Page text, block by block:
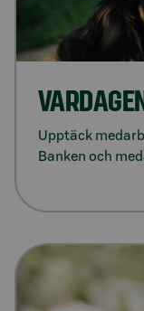
Upptäck
Banken och